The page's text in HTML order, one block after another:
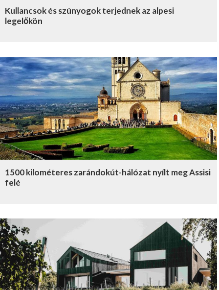
Kullancsok és szúnyogok terjednek az alpesi
legelőkön
1500 kilométeres zarándokút-hálózat nyílt meg Assisi
felé